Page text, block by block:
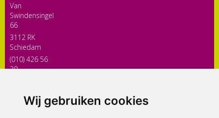
Wij gebruiken cookies
Van
Swindensingel
66
3112 RK
Schiedam
(010) 426 56
30
ONDERDEEL VAN